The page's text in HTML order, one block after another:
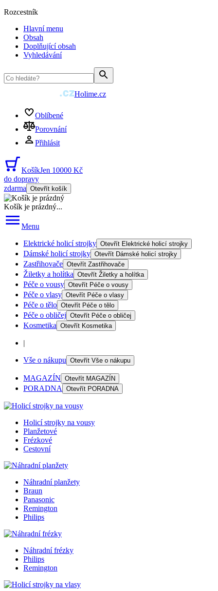
Rozcestník
Hlavní menu
Obsah
Doplňující obsah
Vyhledávání
Holime.cz
Oblíbené
Porovnání
Přihlásit
KošíkJen 10000 Kč
do dopravy
zdarma Otevřít košík
Košík je prázdný...
Menu
Elektrické holicí strojky Otevřít Elektrické holicí strojky
Dámské holicí strojky Otevřít Dámské holicí strojky
Zastřihovače Otevřít Zastřihovače
Žiletky a holítka Otevřít Žiletky a holítka
Péče o vousy Otevřít Péče o vousy
Péče o vlasy Otevřít Péče o vlasy
Péče o tělo Otevřít Péče o tělo
Péče o obličej Otevřít Péče o obličej
Kosmetika Otevřít Kosmetika
|
Vše o nákupu Otevřít Vše o nákupu
MAGAZÍN Otevřít MAGAZÍN
PORADNA Otevřít PORADNA
Holicí strojky na vousy
Planžetové
Frézkové
Cestovní
Náhradní planžety
Braun
Panasonic
Remington
Philips
Náhradní frézky
Philips
Remington